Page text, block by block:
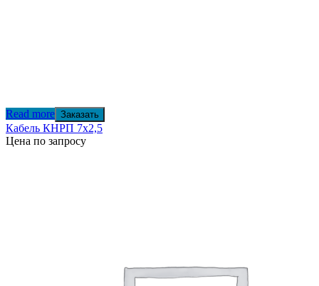
Read more Заказать
Кабель КНРП 7х2,5
Цена по запросу